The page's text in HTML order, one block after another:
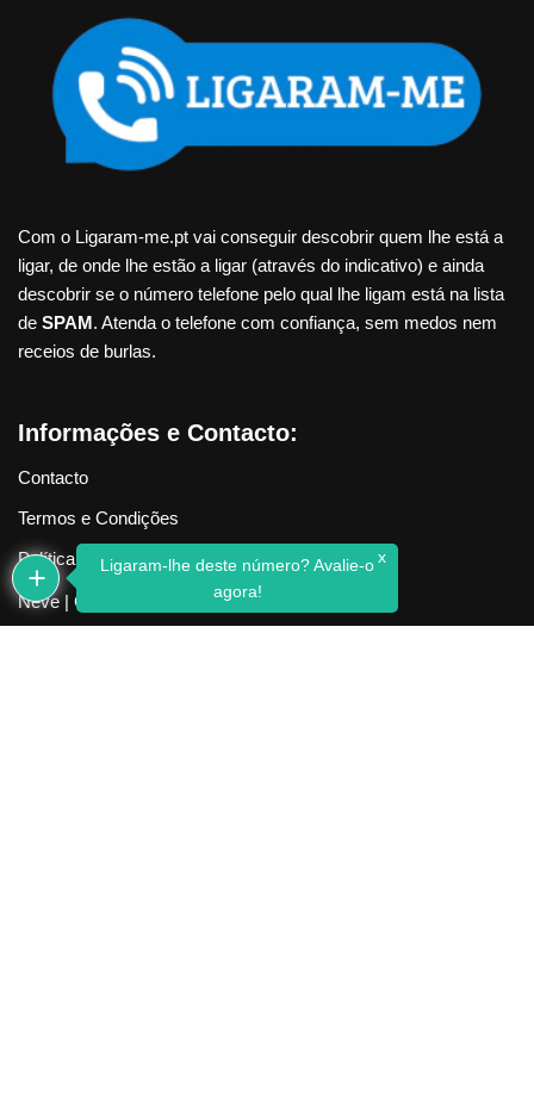
Com o Ligaram-me.pt vai conseguir descobrir quem lhe está a
ligar, de onde lhe estão a ligar (através do indicativo) e ainda
descobrir se o número telefone pelo qual lhe ligam está na lista
de SPAM. Atenda o telefone com confiança, sem medos nem
receios de burlas.
Informações e Contacto:
Contacto
Termos e Condições
Política de Privacidade
Neve| Criado com WordPress
Ligaram-lhe deste número? Avalie-o
agora!
x